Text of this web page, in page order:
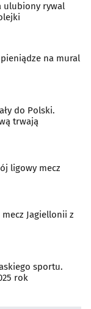
ulubiony rywal
na mural
do Polski.
trwają
ligowy mecz
Jagiellonii z
sportu.
rok